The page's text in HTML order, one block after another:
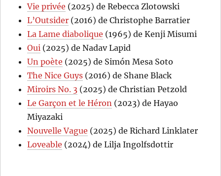
Vie privée (2025) de Rebecca Zlotowski
L’Outsider (2016) de Christophe Barratier
La Lame diabolique (1965) de Kenji Misumi
Oui (2025) de Nadav Lapid
Un poète (2025) de Simón Mesa Soto
The Nice Guys (2016) de Shane Black
Miroirs No. 3 (2025) de Christian Petzold
Le Garçon et le Héron (2023) de Hayao
Miyazaki
Nouvelle Vague (2025) de Richard Linklater
Loveable (2024) de Lilja Ingolfsdottir